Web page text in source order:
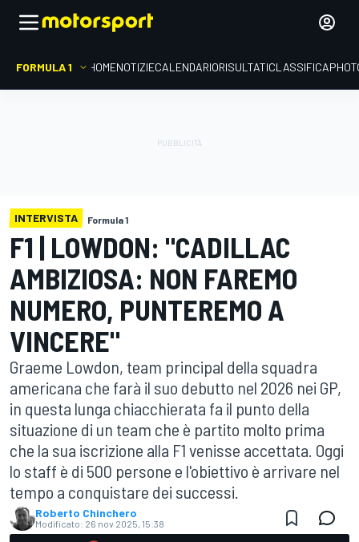
FORMULA 1 HOMENOTIZIECALENDARIORISULTATICLASSIFICA
INTERVISTA Formula 1
F1 | LOWDON: "CADILLAC
AMBIZIOSA: NON FAREMO
NUMERO, PUNTEREMO A
VINCERE"
Graeme Lowdon, team principal della squadra
americana che farà il suo debutto nel 2026 nei GP,
in questa lunga chiacchierata fa il punto della
situazione di un team che è partito molto prima
che la sua iscrizione alla F1 venisse accettata. Oggi
lo staff è di 500 persone e l'obiettivo è arrivare nel
tempo a conquistare dei successi.
Roberto Chinchero
Modificato: 26 nov 2025, 15:38